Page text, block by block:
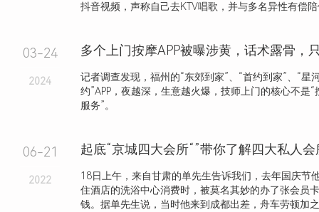
抖音视频，声称自己去KTV唱歌，并与多名异性有偿陪
03-24
2024
记者调查发现，福州的“东郊到家”、“首约到家”、“星
约”APP，夜越深，生意越火爆，技师上门的核心不是“
服务”。
06-21
2022
起底“京城四大会所“”带你了解四大私人
18日上午，来自甘肃的单先生告诉我们，去年国庆节
住酒店的洗浴中心消费时，被莫名其妙的办了张会员
钱。据单先生说，当时他来到成都出差，舟车劳顿加